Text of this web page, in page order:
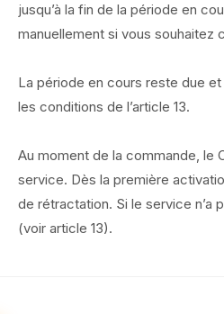
jusqu’à la fin de la période en
manuellement si vous souhaitez
La période en cours reste due
les conditions de l’article 13.
Au moment de la commande, le
service. Dès la première
de rétractation. Si le service n’a
(voir article 13).